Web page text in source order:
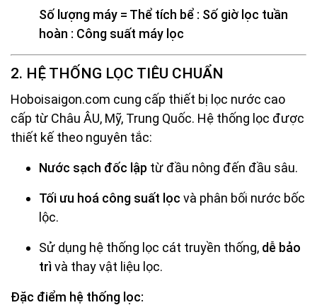
Số lượng máy = Thể tích bể : Số giờ lọc tuần
hoàn : Công suất máy lọc
2. HỆ THỐNG LỌC TIÊU CHUẨN
Hoboisaigon.com cung cấp thiết bị lọc nước cao
cấp từ Châu ÂU, Mỹ, Trung Quốc. Hệ thống lọc được
thiết kế theo nguyên tắc:
Nước sạch đốc lập từ đầu nông đến đầu sâu.
Tối ưu hoá công suất lọc và phân bối nước bốc
lộc.
Sử dụng hệ thống lọc cát truyền thống, dễ bảo
trìvà thay vật liệu lọc.
Đặc điểm hệ thống lọc: